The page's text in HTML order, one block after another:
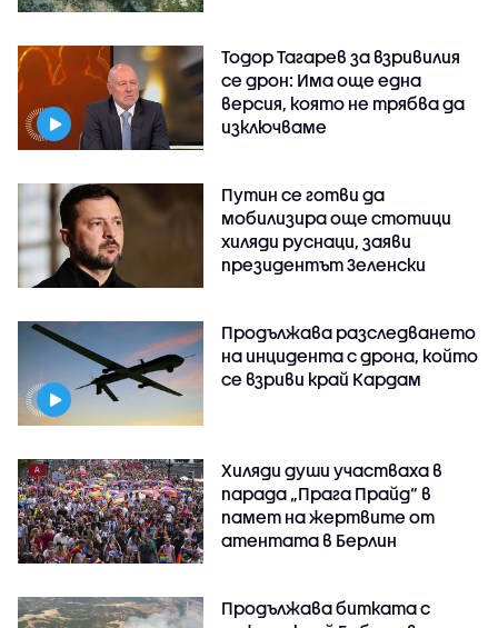
Тодор Тагарев за взривилия
се дрон: Има още една
версия, която не трябва да
изключваме
Путин се готви да
мобилизира още стотици
хиляди руснаци, заяви
президентът Зеленски
Продължава разследването
на инцидента с дрона, който
се взриви край Кардам
Хиляди души участваха в
парада „Прага Прайд“ в
памет на жертвите от
атентата в Берлин
Продължава битката с